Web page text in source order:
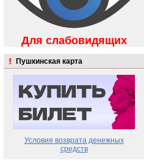
Для слабовидящих
Пушкинская карта
Условия возврата денежных
средств